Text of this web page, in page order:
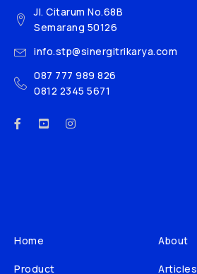
Jl. Citarum No.68B
Semarang 50126
info.stp@sinergitrikarya.com
087 777 989 826
0812 2345 5671
Home About
Product Articles